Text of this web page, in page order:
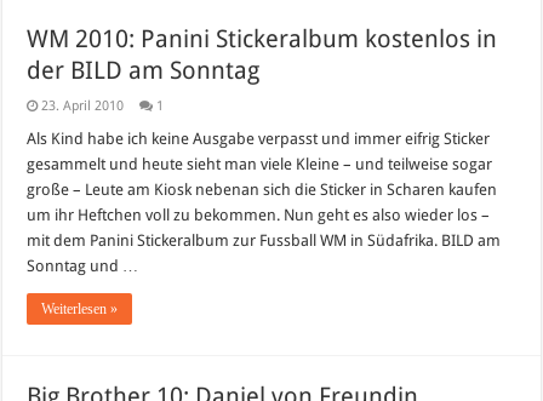
WM 2010: Panini Stickeralbum kostenlos in
der BILD am Sonntag
23. April 2010 1
Als Kind habe ich keine Ausgabe verpasst und immer eifrig Sticker
gesammelt und heute sieht man viele Kleine – und teilweise sogar
große – Leute am Kiosk nebenan sich die Sticker in Scharen kaufen
um ihr Heftchen voll zu bekommen. Nun geht es also wieder los –
mit dem Panini Stickeralbum zur Fussball WM in Südafrika. BILD am
Sonntag und …
Weiterlesen »